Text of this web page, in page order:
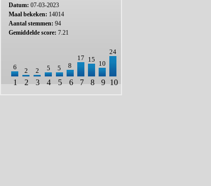
Datum: 07-03-2023
Maal bekeken: 14014
Aantal stemmen: 94
Gemiddelde score: 7.21
6 2 2 5 5 8
17 15
10
24
1 2 3 4 5 6 7 8 9 10